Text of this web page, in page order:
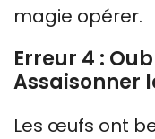
magie opérer.
Erreur 4 :
Assaisonner
Les œufs ont